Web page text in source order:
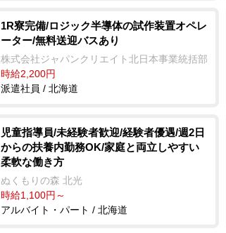
1R寮完備/ロジック半導体の試作装置オペレ
ーター/無料送迎バスあり
株式会社ジャパンクリエイト北日本事業統括部
時給2,200円
派遣社員 / 北海道
児童指導員/未経験者歓迎/経験者優遇/週2日
からの扶養内勤務OK/家庭と両立しやすい
柔軟な働き方
ぬくもりの森 北光
時給1,100円～
アルバイト・パート / 北海道